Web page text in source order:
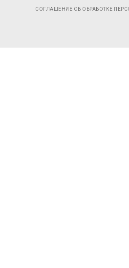
СОГЛАШЕНИЕ ОБ ОБРАБОТКЕ